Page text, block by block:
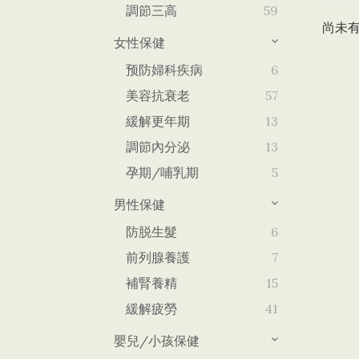
調節三高
59
女性保健
预防婦科疾病
6
美容抗衰老
57
緩解更年期
13
調節內分泌
13
孕期/哺乳期
5
男性保健
防脱生髮
6
前列腺養護
7
補腎養精
15
緩解疲勞
41
嬰兒/小孩保健
尚未